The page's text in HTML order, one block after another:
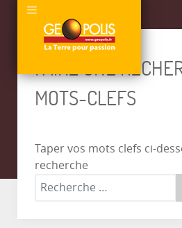
FAIRE UNE
MOTS-CLEFS
Taper vos mots clefs ci-
recherche